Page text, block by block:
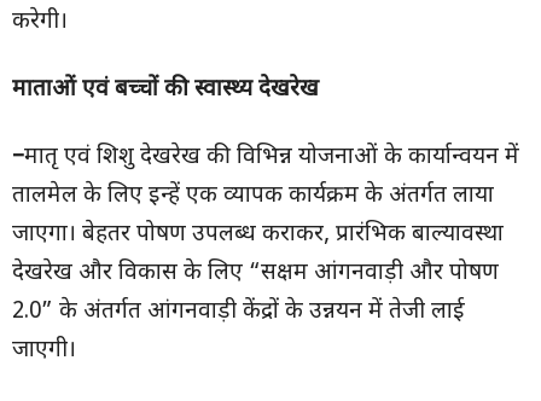
करेगी।
माताओं एवं बच्चों की स्वास्थ्य देखरेख
–मातृ एवं शिशु देखरेख की विभिन्न योजनाओं के कार्यान्वयन में
तालमेल के लिए इन्हें एक व्यापक कार्यक्रम के अंतर्गत लाया
जाएगा। बेहतर पोषण उपलब्ध कराकर, प्रारंभिक बाल्यावस्था
देखरेख और विकास के लिए “सक्षम आंगनवाड़ी और पोषण
2.0” के अंतर्गत आंगनवाड़ी केंद्रों के उन्नयन में तेजी लाई
जाएगी।